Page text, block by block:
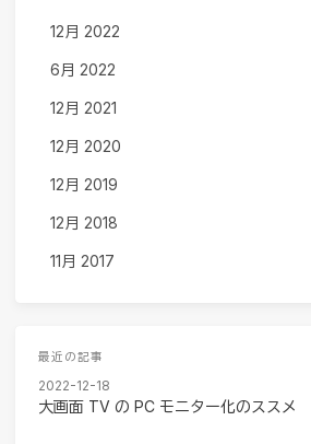
12月 2022
6月 2022
12月 2021
12月 2020
12月 2019
12月 2018
11月 2017
最近の記事
2022-12-18
大画面 TV の PC モニター化のススメ